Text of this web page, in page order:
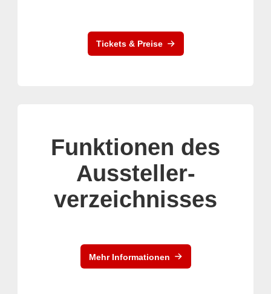
Tickets & Preise
Funktionen des
Aussteller-
verzeichnisses
Mehr Informationen